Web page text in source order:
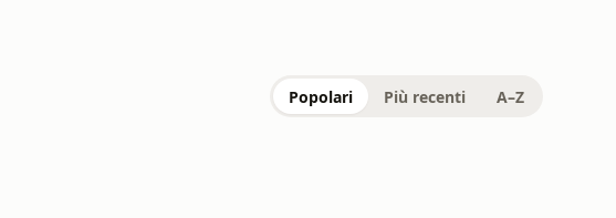
Popolari Più recenti A–Z